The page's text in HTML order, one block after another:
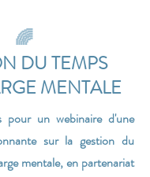
🌈
DU TEMPS
MENTALE
pour un webinaire d'une
sur la gestion du
mentale, en partenariat